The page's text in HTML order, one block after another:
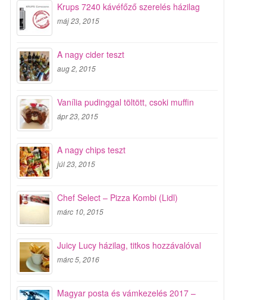
Krups 7240 kávéfőző szerelés házilag
máj 23, 2015
A nagy cider teszt
aug 2, 2015
Vanília pudinggal töltött, csoki muffin
ápr 23, 2015
A nagy chips teszt
júl 23, 2015
Chef Select – Pizza Kombi (Lidl)
márc 10, 2015
Juicy Lucy házilag, titkos hozzávalóval
márc 5, 2016
Magyar posta és vámkezelés 2017 –